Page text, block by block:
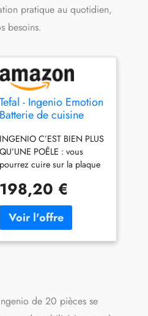
pratique au quotidien,
besoins.
Tefal - Ingenio Emotion
Batterie de cuisine
pièces
INGENIO C’EST BIEN PLUS
QU’UNE POÊLE : vous
pourrez cuire sur la plaque
recettes au four et conserver
les restes au frigo
CONTENU : Sauteuse 24
cm, Poêles 22/24/28 cm,
Casseroles 16/18/20 cm,
longue, spatule) et 2
198,20 €
de 20 pièces se